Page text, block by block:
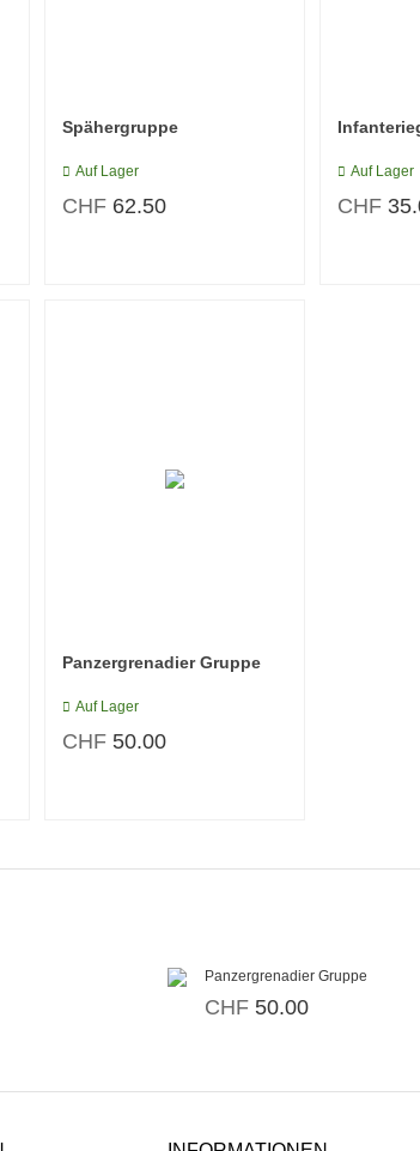
Spähergruppe
Auf Lager
CHF 62.50
Auf Lager
CHF
Panzergrenadier Gruppe
Auf Lager
CHF 50.00
Panzergrenadier Gruppe
CHF 50.00